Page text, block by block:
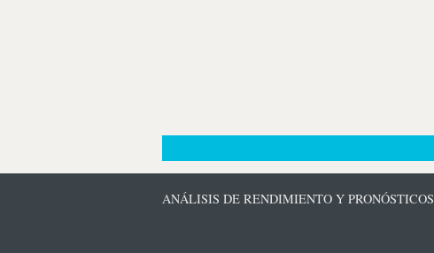
ANÁLISIS DE RENDIMIENTO Y